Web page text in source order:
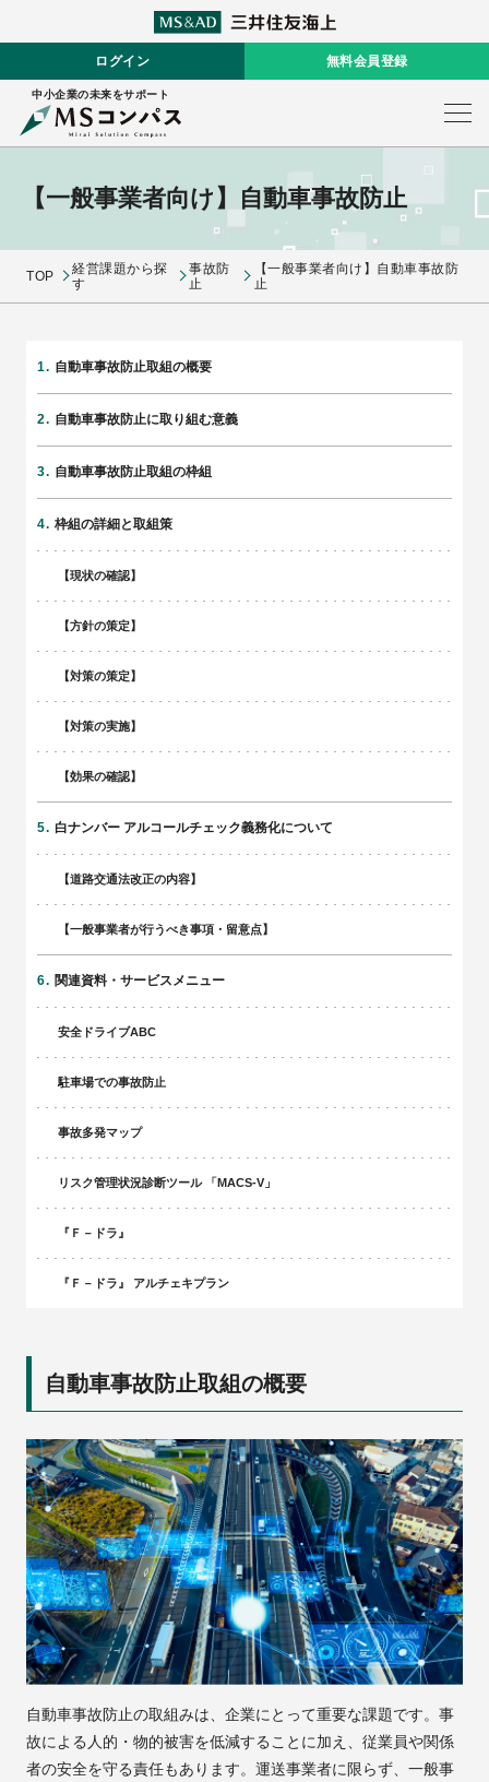
ログイン 無料会員登録
中小企業の未来をサポート
【一般事業者向け】自動車事故防止
TOP
経営課題から探
す
事故防
止
【一般事業者向け】自動車事故防
止
自動車事故防止取組の概要
自動車事故防止に取り組む意義
自動車事故防止取組の枠組
枠組の詳細と取組策
【現状の確認】
【方針の策定】
【対策の策定】
【対策の実施】
【効果の確認】
白ナンバー アルコールチェック義務化について
【道路交通法改正の内容】
【一般事業者が行うべき事項・留意点】
関連資料・サービスメニュー
安全ドライブABC
駐車場での事故防止
事故多発マップ
リスク管理状況診断ツール 「MACS-V」
『Ｆ－ドラ』
『Ｆ－ドラ』 アルチェキプラン
自動車事故防止取組の概要
自動車事故防止の取組みは、企業にとって重要な課題です。事
故による人的・物的被害を低減することに加え、従業員や関係
者の安全を守る責任もあります。運送事業者に限らず、一般事